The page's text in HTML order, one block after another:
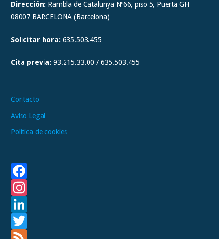
Dirección: Rambla de Catalunya Nº66, piso 5, Puerta GH
08007 BARCELONA (Barcelona)
Solicitar hora: 635.503.455
Cita previa: 93.215.33.00 / 635.503.455
Contacto
Aviso Legal
Política de cookies
F
a
cn
L